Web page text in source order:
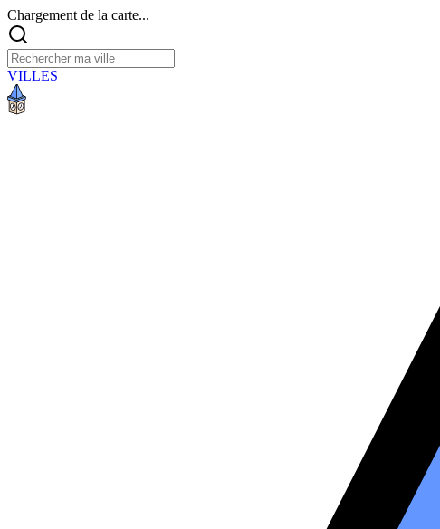
Chargement de la carte...
VILLES